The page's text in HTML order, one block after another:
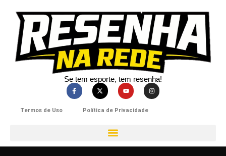
Se tem esporte, tem resenha!​
Termos de Uso Política de Privacidade